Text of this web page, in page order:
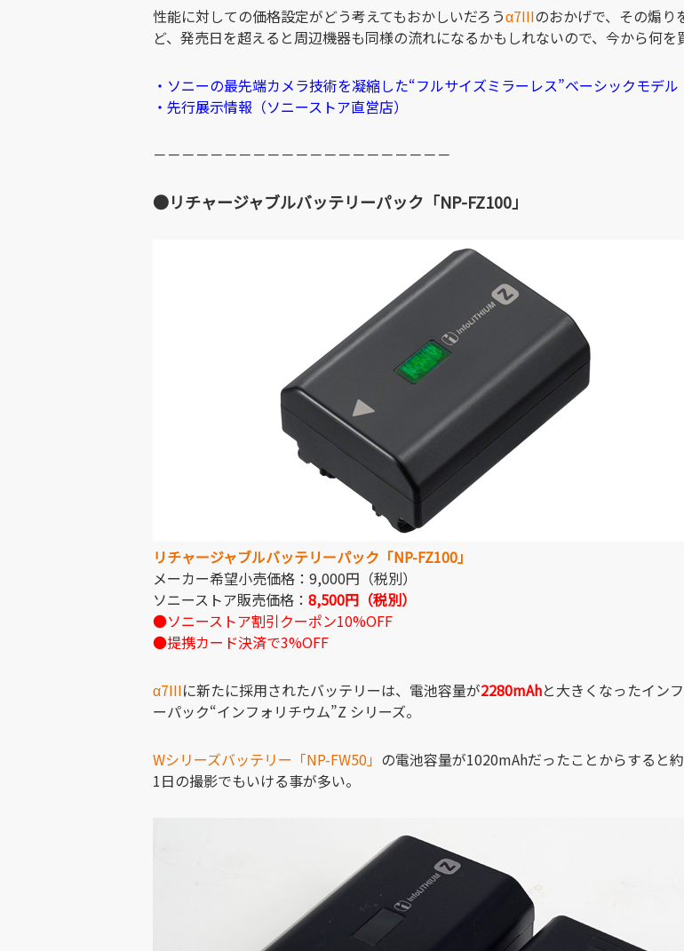
性能に対しての価格設定がどう考えてもおかしいだろうα7IIIのおかげで、その煽り
ど、発売日を超えると周辺機器も同様の流れになるかもしれないので、今から何を
・ソニーの最先端カメラ技術を凝縮した“フルサイズミラーレス”ベーシックモデ
・先行展示情報（ソニーストア直営店）
－－－－－－－－－－－－－－－－－－－－－
●リチャージャブルバッテリーパック「NP-FZ100」
リチャージャブルバッテリーパック「NP-FZ100」
メーカー希望小売価格：9,000円（税別）
ソニーストア販売価格： 8,500円（税別）
●ソニーストア割引クーポン10%OFF
●提携カード決済で3%OFF
α7IIIに新たに採用されたバッテリーは、電池容量が2280mAhと大きくなったイン
ーパック“インフォリチウム”Z シリーズ。
Wシリーズバッテリー「NP-FW50」 の電池容量が1020mAhだったことからすると
1日の撮影でもいける事が多い。